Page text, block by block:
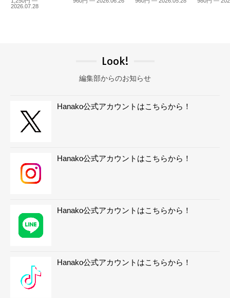
2026.07.28
Look!
編集部からのお知らせ
Hanako公式アカウントはこちらから！
Hanako公式アカウントはこちらから！
Hanako公式アカウントはこちらから！
Hanako公式アカウントはこちらから！